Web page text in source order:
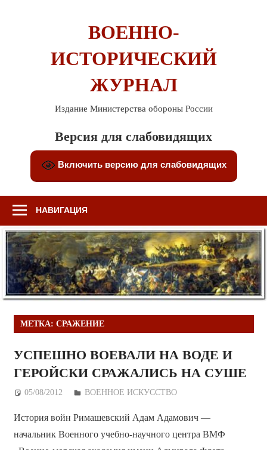
ВОЕННО-
ИСТОРИЧЕСКИЙ
ЖУРНАЛ
Издание Министерства обороны России
Версия для слабовидящих
Включить версию для слабовидящих
НАВИГАЦИЯ
МЕТКА: СРАЖЕНИЕ
УСПЕШНО ВОЕВАЛИ НА ВОДЕ И
ГЕРОЙСКИ СРАЖАЛИСЬ НА СУШЕ
05/08/2012 Дежурный по Редакции
ВОЕННОЕ ИСКУССТВО
История войн Римашевский Адам Адамович —
начальник Военного учебно-научного центра ВМФ